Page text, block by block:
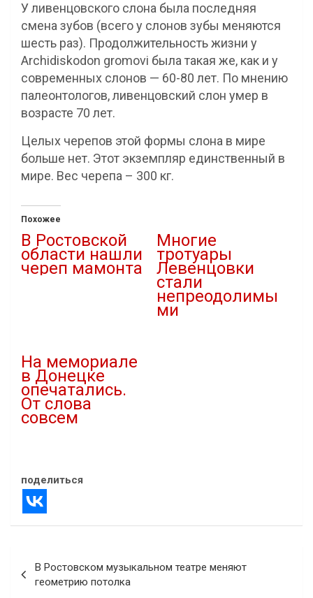
У ливенцовского слона была последняя
смена зубов (всего у слонов зубы меняются
шесть раз). Продолжительность жизни у
Archidiskodon gromovi была такая же, как и у
современных слонов — 60-80 лет. По мнению
палеонтологов, ливенцовский слон умер в
возрасте 70 лет.
Целых черепов этой формы слона в мире
больше нет. Этот экземпляр единственный в
мире. Вес черепа – 300 кг.
Похожее
В Ростовской
области нашли
череп мамонта
Многие
тротуары
Левенцовки
стали
непреодолимы
ми
На мемориале
в Донецке
опечатались.
От слова
совсем
поделиться
по
В Ростовском музыкальном театре меняют
геометрию потолка